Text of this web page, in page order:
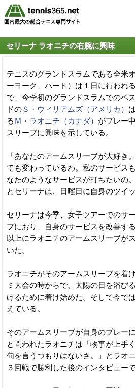
セリーナ ラオニチの右腕に興味
テニスのグランドスラムである全米
ーヨーク、ハード）は１日に行われ
で、今季初のグランドスラムでのベ
ドのＳ・ウィリアムズ（アメリカ）
る Ｍ・ラオニチ（カナダ） がプレー
スリーブに興味を示している。
「あなたのアームスリーブが大好き
ても変わっているわ。私のサービス
なたのようなサービスが打ちたいの
とセリーナは、日曜日に自身のツイ
セリーナは今季、女子ツアーでのサ
プにおり、自身のサービスを改善す
以上にラオニチのアームスリーブが
いた。
ラオニチがそのアームスリーブを着
ミ大会の時からで、太陽の日を浴び
けるために着け始めた。そして今で
えている。
そのアームスリーブが自身のプレー
と問われたラオニチは「物事が上手
句を言うつもりはないさ。」とラオ
３回戦で勝利した後のインタビュー